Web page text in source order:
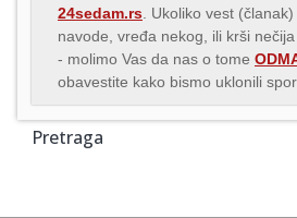
24sedam.rs . Ukoliko vest
navode, vređa nekog, ili krši
- molimo Vas da nas o tome
obavestite kako bismo uklonili
Pretraga